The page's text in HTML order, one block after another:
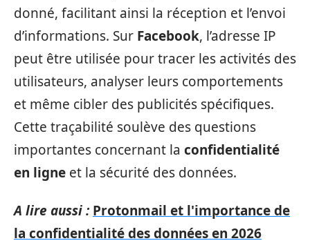
donné, facilitant ainsi la réception et l’envoi
d’informations. Sur Facebook, l’adresse IP
peut être utilisée pour tracer les activités des
utilisateurs, analyser leurs comportements
et même cibler des publicités spécifiques.
Cette traçabilité soulève des questions
importantes concernant la confidentialité
en ligne et la sécurité des données.
A lire aussi : Protonmail et l'importance de
la confidentialité des données en 2026